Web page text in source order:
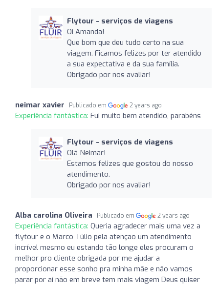
Flytour - serviços de viagens
Oi Amanda!
Que bom que deu tudo certo na sua
viagem. Ficamos felizes por ter atendido
a sua expectativa e da sua família.
Obrigado por nos avaliar!
neimar xavier Publicado em 2 years ago
Experiência fantástica: Fui muito bem atendido, parabéns
Flytour - serviços de viagens
Olá Neimar!
Estamos felizes que gostou do nosso
atendimento.
Obrigado por nos avaliar!
Alba carolina Oliveira Publicado em 2 years ago
Experiência fantástica: Queria agradecer mais uma vez a
flytour e o Marco Túlio pela atenção um atendimento
incrível mesmo eu estando tão longe eles procuram o
melhor pro cliente obrigada por me ajudar a
proporcionar esse sonho pra minha mãe e não vamos
parar por aí não em breve tem mais viagem Deus quiser